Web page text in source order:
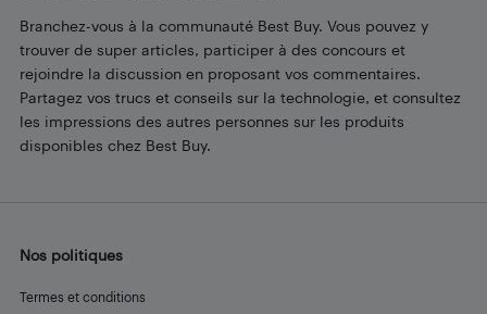
Branchez-vous à la communauté Best Buy. Vous pouvez y
trouver de super articles, participer à des concours et
rejoindre la discussion en proposant vos commentaires.
Partagez vos trucs et conseils sur la technologie, et consultez
les impressions des autres personnes sur les produits
disponibles chez Best Buy.
Nos politiques
Termes et conditions